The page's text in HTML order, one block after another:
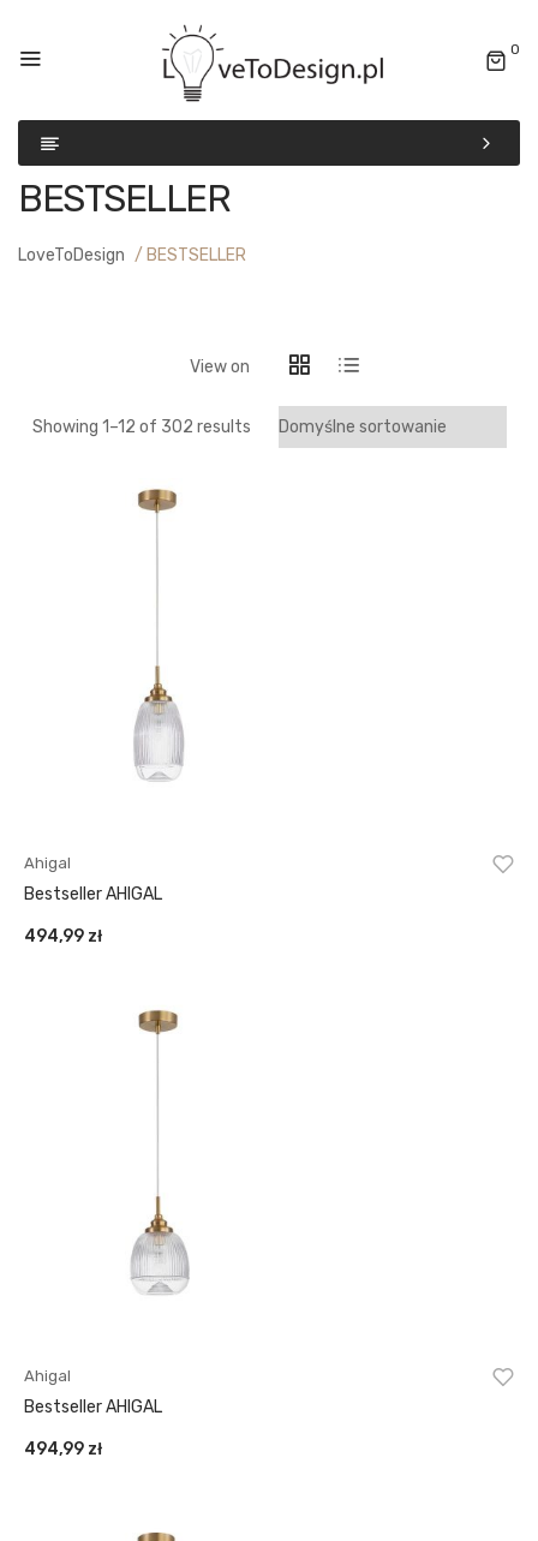
0
BESTSELLER
LoveToDesign / BESTSELLER
View on
Showing 1–12 of 302 results
Ahigal
Bestseller AHIGAL
494,99 zł
Ahigal
Bestseller AHIGAL
494,99 zł